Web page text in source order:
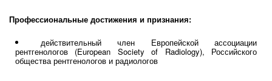
Профессиональные достижения и признания:
действительный член Европейской ассоциации
рентгенологов (European Society of Radiology), Российского
общества рентгенологов и радиологов